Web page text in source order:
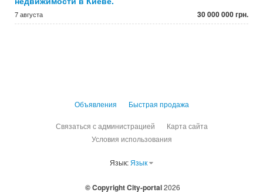
7 августа 30 000 000 грн.
Объявления Быстрая продажа
Связаться с администрацией
Карта сайта
Условия использования
Язык: Язык
© Copyright City-portal2026